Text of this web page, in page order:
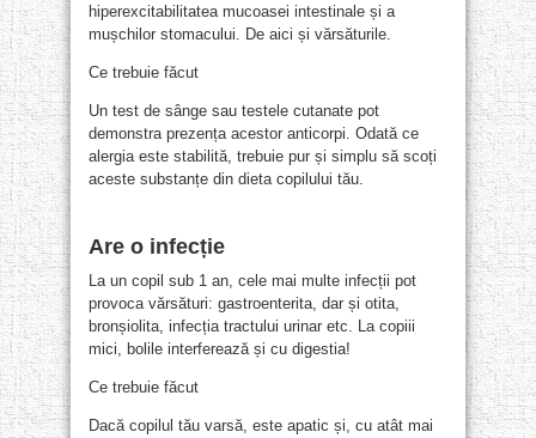
hiperexcitabilitatea mucoasei intestinale și a
mușchilor stomacului. De aici și vărsăturile.
Ce trebuie făcut
Un test de sânge sau testele cutanate pot
demonstra prezența acestor anticorpi. Odată ce
alergia este stabilită, trebuie pur și simplu să scoți
aceste substanțe din dieta copilului tău.
Are o infecție
La un copil sub 1 an, cele mai multe infecții pot
provoca vărsături: gastroenterita, dar și otita,
bronșiolita, infecția tractului urinar etc. La copiii
mici, bolile interferează și cu digestia!
Ce trebuie făcut
Dacă copilul tău varsă, este apatic și, cu atât mai